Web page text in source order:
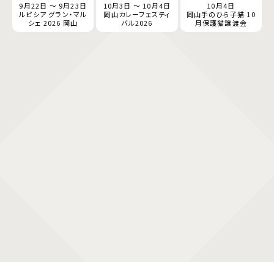
9月22日 ～ 9月23日
ルピシア グラン・マル
シェ 2026 岡山
10月3日 ～ 10月4日
岡山カレーフェスティ
バル2026
10月4日
岡山手のひら子猫 10
月保護猫譲渡会